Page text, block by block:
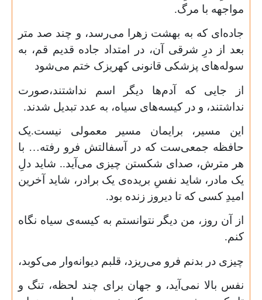
مواجهه با مرگ.
جاده‌ای که به بهشت زهرا می‌رسد، و چند صد متر
بعد از درِ شرقی آن، در امتداد جاده قدیم قم، به
سوله‌های پزشکی قانونی کهریزک ختم می‌شود
از جایی که آدم‌ها دیگر اسم نداشتند،صورت
نداشتند، و در کیسه‌های سیاه، به عدد تبدیل شدند.
این مسیر، برایمان مسیر معمولی نیست.یک
حافظه‌ جمعی‌ست که در آسفالتش فرو رفته… با
هر مترش، صدای شکستن چیزی می‌آید.. شاید دلِ
یک مادر، شاید نفسِ بریده‌ی یک برادر، شاید آخرین
امیدِ کسی که تا دیروز زنده بود.
از آن روز، من دیگر نتوانستم به کیسه‌ی سیاه نگاه
کنم.
چیزی در بدنم فرو می‌ریزد، قلبم دیوانه‌وار می‌کوبد،
نفس بالا نمی‌آید، و جهان برای چند لحظه، تنگ و